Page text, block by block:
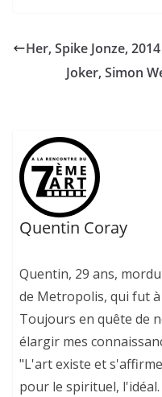
Her, Spike Jonze,
Joker, Simon
Quentin Coray
Quentin, 29 ans,
de Metropolis, qui fut
Toujours en quête de
élargir mes
"L'art existe et
pour le spirituel,